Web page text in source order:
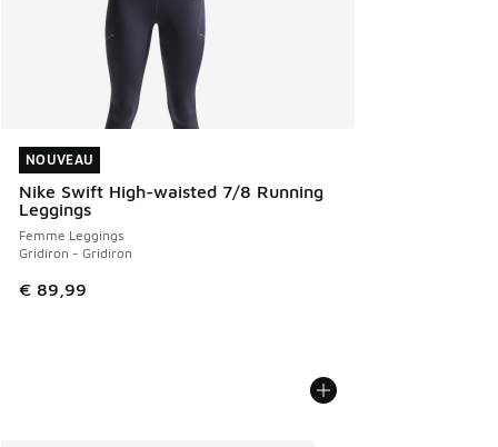
NOUVEAU
Nike Swift High-waisted 7/8 Running
Leggings
Femme Leggings
Gridiron - Gridiron
€ 89,99
NOUVEAU